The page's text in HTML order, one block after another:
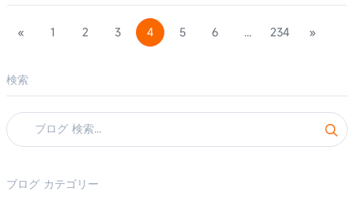
« 1 2 3 4 5 6 ... 234 »
検索
ブログ カテゴリー